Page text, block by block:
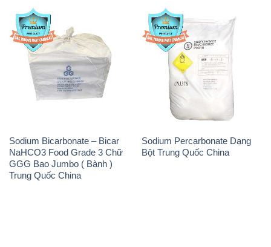
Sodium Bicarbonate – Bicar
NaHCO3 Food Grade 3 Chữ
GGG Bao Jumbo ( Bành )
Trung Quốc China
Sodium Percarbonate Dạng
Bột Trung Quốc China